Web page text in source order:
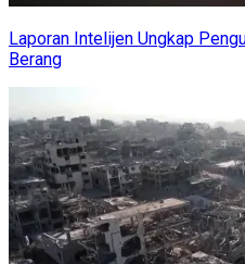
Laporan Intelijen Ungkap
Berang